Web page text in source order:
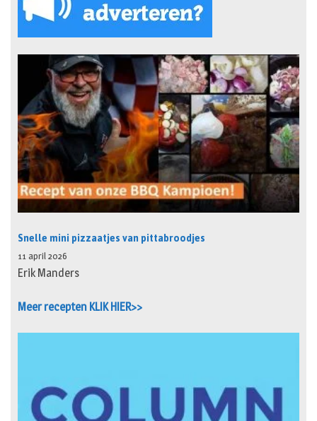
Snelle mini pizzaatjes van pittabroodjes
11 april 2026
Erik Manders
Meer recepten KLIK HIER>>